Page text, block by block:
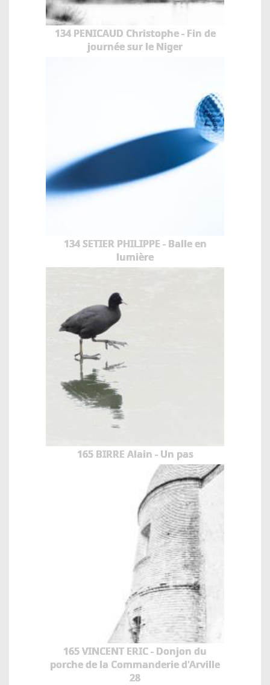
134 PENICAUD Christophe - Fin de
journée sur le Niger
134 SETIER PHILIPPE - Balle en
lumière
165 BIRRE Alain - Un pas
165 VINCENT ERIC - Donjon du
porche de la Commanderie d'Arville
28